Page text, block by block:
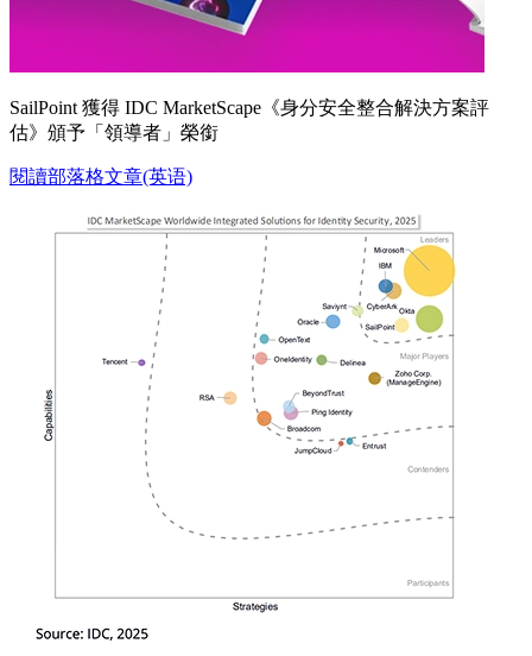
SailPoint 獲得 IDC MarketScape《身分安全整合解決方案評
估》頒予「領導者」榮銜
閱讀部落格文章(英语)